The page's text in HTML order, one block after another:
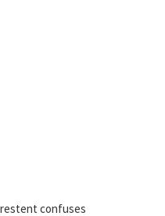
restent confuses